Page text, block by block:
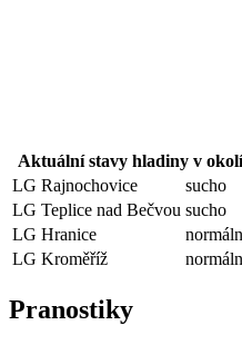
Aktuální stavy hladiny v okolí
LG Rajnochovice
sucho
LG Teplice nad Bečvou sucho
LG Hranice
LG Kroměříž
Pranostiky